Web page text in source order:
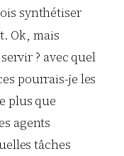
synthétiser
Ok, mais
? avec quel
pourrais-je les
plus que
agents
tâches